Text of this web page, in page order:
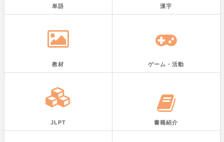
単語 漢字
教材 ゲーム・活動
JLPT 書籍紹介